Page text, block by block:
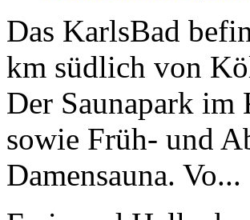
Das KarlsBad
km südlich von
Der Saunapark im
sowie Früh- und
Damensauna. Vo...